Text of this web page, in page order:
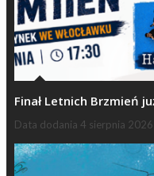
Finał Letnich Brzmień
Data dodania 4 sierpnia 2026